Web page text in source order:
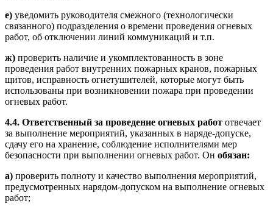
е) уведомить руководителя смежного (технологически
связанного) подразделения о времени проведения огневых
работ, об отключении линий коммуникаций и т.п.
ж) проверить наличие и укомплектованность в зоне
проведения работ внутренних пожарных кранов, пожарных
щитов, исправность огнетушителей, которые могут быть
использованы при возникновении пожара при проведении
огневых работ.
4.4. Ответственный за проведение огневых работ отвечает
за выполнение мероприятий, указанных в наряде-допуске,
сдачу его на хранение, соблюдение исполнителями мер
безопасности при выполнении огневых работ. Он обязан:
а) проверить полноту и качество выполнения мероприятий,
предусмотренных нарядом-допуском на выполнение огневых
работ;